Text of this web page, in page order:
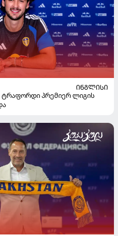
ᲘᲜᲒᲚᲘᲡᲘ
ტრაფორდი პრემიერ ლიგის